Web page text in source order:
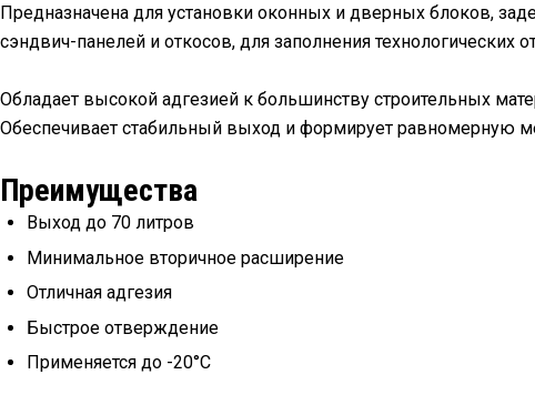
Предназначена для установки оконных и дверных блоков,
сэндвич-панелей и откосов, для заполнения
Обладает высокой адгезией к большинству строительных
Обеспечивает стабильный выход и формирует равномерную
Преимущества
Выход до 70 литров
Минимальное вторичное расширение
Отличная адгезия
Быстрое отверждение
Применяется до -20°С